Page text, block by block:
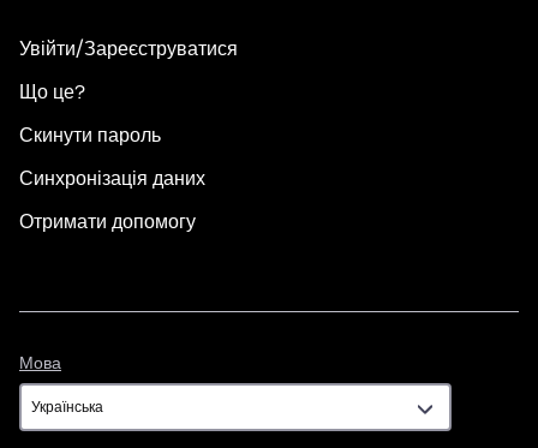
Увійти/Зареєструватися
Що це?
Скинути пароль
Синхронізація даних
Отримати допомогу
Мова